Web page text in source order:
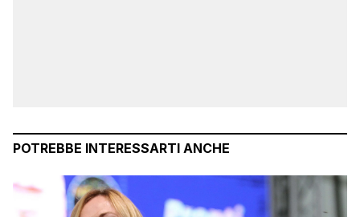
POTREBBE INTERESSARTI ANCHE